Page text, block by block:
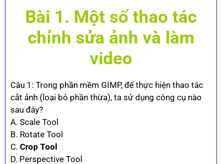
Bài 1. Một số thao tác
chỉnh sửa ảnh và làm
video
Câu 1: Trong phần mềm GIMP, để thực hiện thao tác
cắt ảnh (loại bỏ phần thừa), ta sử dụng công cụ nào
sau đây?
A. Scale Tool
B. Rotate Tool
C. Crop Tool
D. Perspective Tool